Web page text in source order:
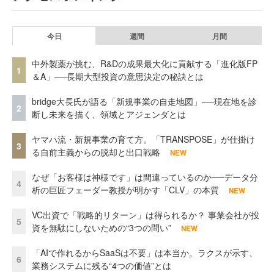
今日 週間 月間
1
中外製薬が挑む、R&Dの成果最大化に貢献する「進化版FP
＆A」──長期大型投資の意思決定の秘訣とは
2
bridge大長氏が語る「新規事業の自走地図」──現在地を診
断し未来を描く、領域とアジェンダとは
3
ヤマハ流・新規事業の育て方。「TRANSPOSE」が仕掛け
る自前主義からの脱却と出口戦略
NEW
4
なぜ「お客様は神様です」は間違っているのか──データ分
析の巨匠フェーダー教授が明かす「CLV」の本質
NEW
5
VC出資で「戦略的リターン」は得られるか？ 事業会社が投
資を無駄にしないための“3つの問い”
NEW
6
「AIで作れるからSaaSは不要」は本当か。ラクスが示す、
業務システムに残る“4つの価値”とは